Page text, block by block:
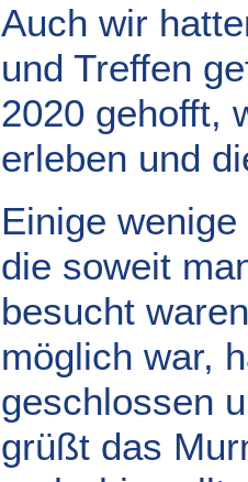
Auch wir
und Treffen
2020 gehofft,
erleben und
Einige
die soweit
besucht
möglich war,
geschlossen
grüßt das